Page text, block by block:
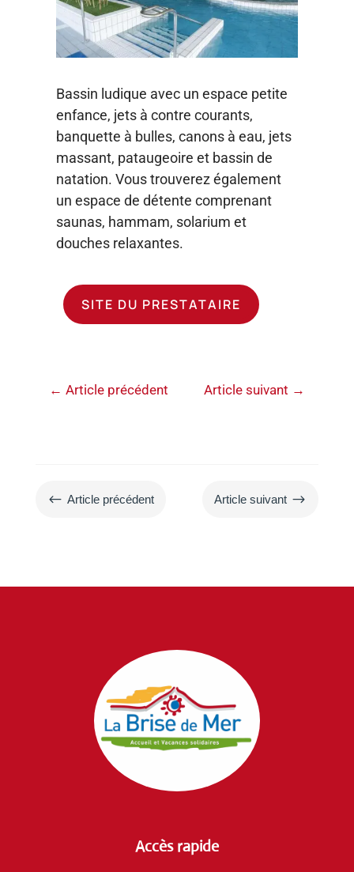
Bassin ludique avec un espace petite
enfance, jets à contre courants,
banquette à bulles, canons à eau, jets
massant, pataugeoire et bassin de
natation. Vous trouverez également
un espace de détente comprenant
saunas, hammam, solarium et
douches relaxantes.
SITE DU PRESTATAIRE
←Article précédent Article suivant →
# Article précédent Article suivant $
Accès rapide